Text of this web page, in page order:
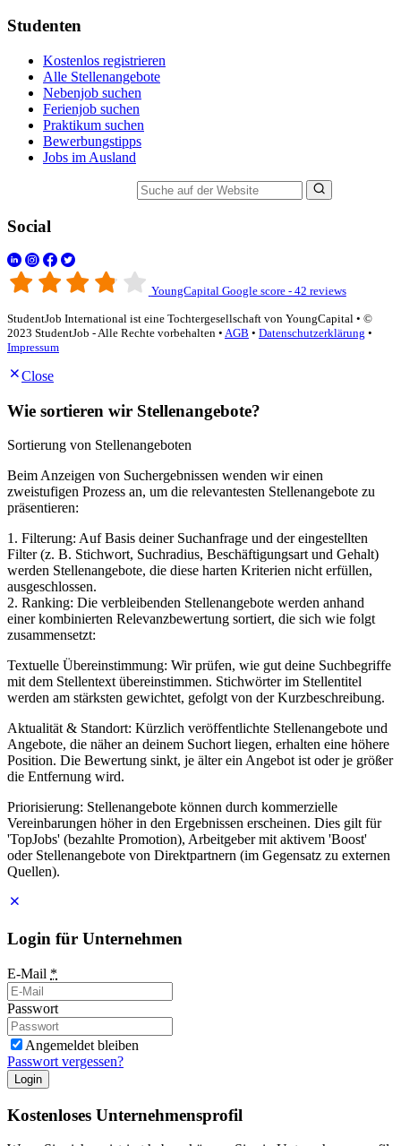
Studenten
Kostenlos registrieren
Alle Stellenangebote
Nebenjob suchen
Ferienjob suchen
Praktikum suchen
Bewerbungstipps
Jobs im Ausland
Social
YoungCapital Google score - 42 reviews
StudentJob International ist eine Tochtergesellschaft von YoungCapital • ©
2023 StudentJob - Alle Rechte vorbehalten • AGB • Datenschutzerklärung •
Impressum
Close
Wie sortieren wir Stellenangebote?
Sortierung von Stellenangeboten
Beim Anzeigen von Suchergebnissen wenden wir einen
zweistufigen Prozess an, um die relevantesten Stellenangebote zu
präsentieren:
1. Filterung: Auf Basis deiner Suchanfrage und der eingestellten
Filter (z. B. Stichwort, Suchradius, Beschäftigungsart und Gehalt)
werden Stellenangebote, die diese harten Kriterien nicht erfüllen,
ausgeschlossen.
2. Ranking: Die verbleibenden Stellenangebote werden anhand
einer kombinierten Relevanzbewertung sortiert, die sich wie folgt
zusammensetzt:
Textuelle Übereinstimmung: Wir prüfen, wie gut deine Suchbegriffe
mit dem Stellentext übereinstimmen. Stichwörter im Stellentitel
werden am stärksten gewichtet, gefolgt von der Kurzbeschreibung.
Aktualität & Standort: Kürzlich veröffentlichte Stellenangebote und
Angebote, die näher an deinem Suchort liegen, erhalten eine höhere
Position. Die Bewertung sinkt, je älter ein Angebot ist oder je größer
die Entfernung wird.
Priorisierung: Stellenangebote können durch kommerzielle
Vereinbarungen höher in den Ergebnissen erscheinen. Dies gilt für
'TopJobs' (bezahlte Promotion), Arbeitgeber mit aktivem 'Boost'
oder Stellenangebote von Direktpartnern (im Gegensatz zu externen
Quellen).
Login für Unternehmen
E-Mail *
Passwort
Angemeldet bleiben
Passwort vergessen?
Login
Kostenloses Unternehmensprofil